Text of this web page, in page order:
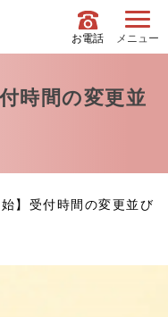
お電話 メニュー
時間の変更並
始】受付時間の変更並び